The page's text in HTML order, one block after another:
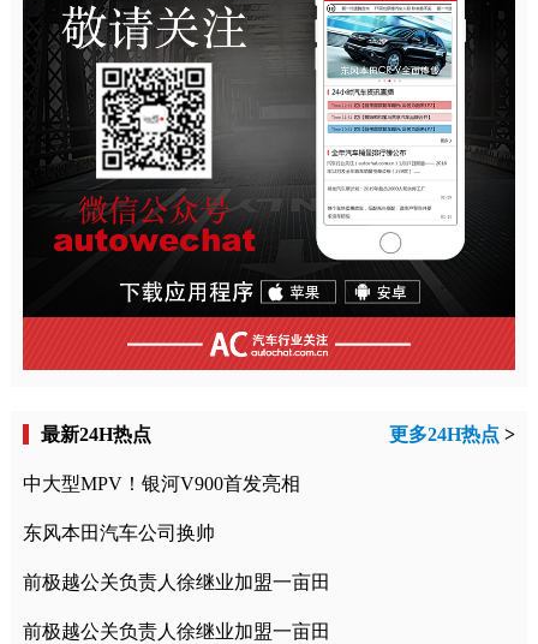
最新24H热点 更多24H热点 >
中大型MPV！银河V900首发亮相
东风本田汽车公司换帅
前极越公关负责人徐继业加盟一亩田
前极越公关负责人徐继业加盟一亩田